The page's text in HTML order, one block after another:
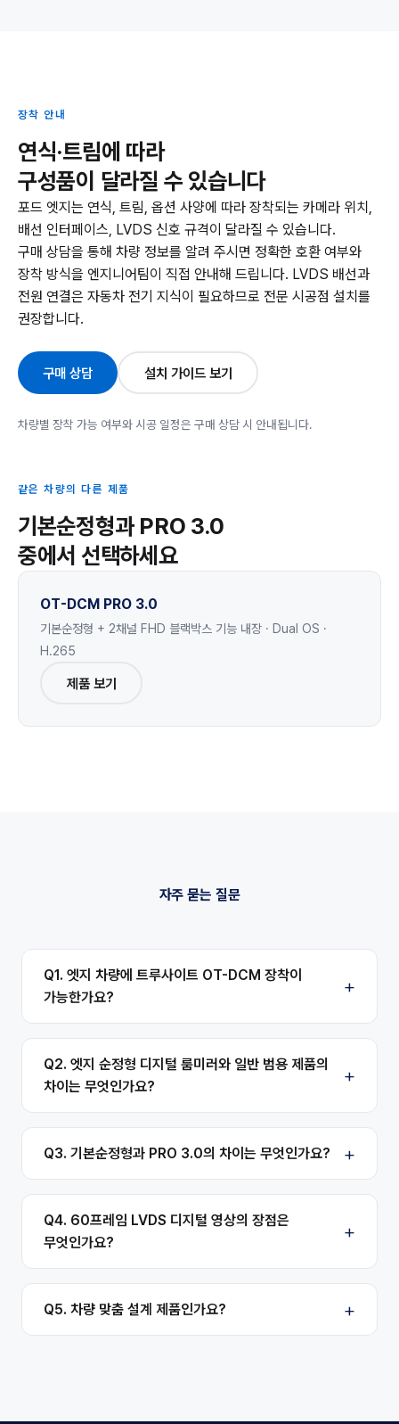
장착 안내
연식·트림에 따라
구성품이 달라질 수 있습니다
포드 엣지는 연식, 트림, 옵션 사양에 따라 장착되는 카메라 위치,
배선 인터페이스, LVDS 신호 규격이 달라질 수 있습니다.
구매 상담을 통해 차량 정보를 알려 주시면 정확한 호환 여부와
장착 방식을 엔지니어팀이 직접 안내해 드립니다. LVDS 배선과
전원 연결은 자동차 전기 지식이 필요하므로 전문 시공점 설치를
권장합니다.
구매 상담 설치 가이드 보기
차량별 장착 가능 여부와 시공 일정은 구매 상담 시 안내됩니다.
같은 차량의 다른 제품
기본순정형과 PRO 3.0
중에서 선택하세요
OT-DCM PRO 3.0
기본순정형 + 2채널 FHD 블랙박스 기능 내장 · Dual OS ·
H.265
제품 보기
자주 묻는 질문
Q1. 엣지 차량에 트루사이트 OT-DCM 장착이
가능한가요?
Q2. 엣지 순정형 디지털 룸미러와 일반 범용 제품의
차이는 무엇인가요?
Q3. 기본순정형과 PRO 3.0의 차이는 무엇인가요?
Q4. 60프레임 LVDS 디지털 영상의 장점은
무엇인가요?
Q5. 차량 맞춤 설계 제품인가요?